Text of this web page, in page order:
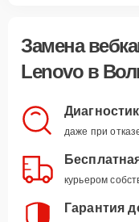
Замена
Lenovo в
даже при
курьером
Гарантия